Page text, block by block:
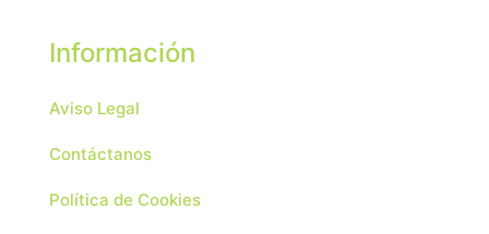
Información
Aviso Legal
Contáctanos
Política de Cookies